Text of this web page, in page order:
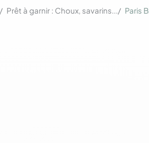
Prêt à garnir : Choux, savarins... Paris